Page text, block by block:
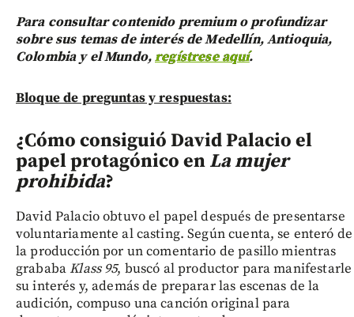
Para consultar contenido premium o profundizar
sobre sus temas de interés de Medellín, Antioquia,
Colombia y el Mundo,regístrese aquí.
Bloque de preguntas y respuestas:
¿Cómo consiguió David Palacio el
papel protagónico en La mujer
prohibida?
David Palacio obtuvo el papel después de presentarse
voluntariamente al casting. Según cuenta, se enteró de
la producción por un comentario de pasillo mientras
grababaKlass 95, buscó al productor para manifestarle
su interés y, además de preparar las escenas de la
audición, compuso una canción original para